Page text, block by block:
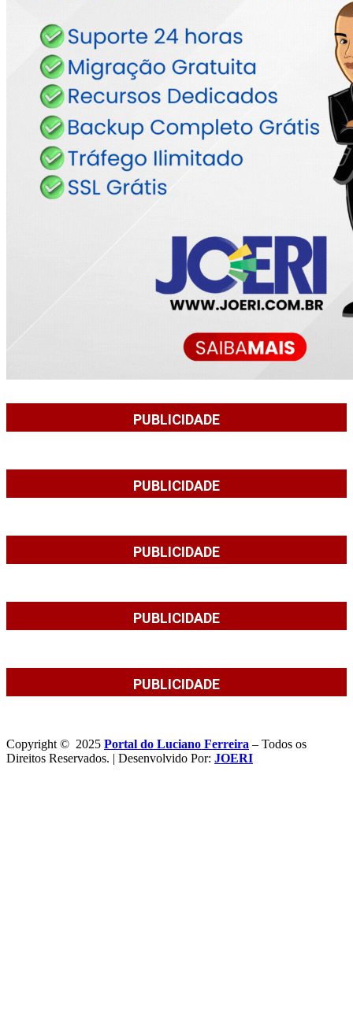
PUBLICIDADE
PUBLICIDADE
PUBLICIDADE
PUBLICIDADE
PUBLICIDADE
Copyright © 2025 Portal do Luciano Ferreira – Todos os
Direitos Reservados. | Desenvolvido Por: JOERI